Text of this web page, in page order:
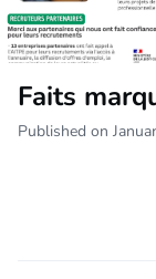
Faits
Published on